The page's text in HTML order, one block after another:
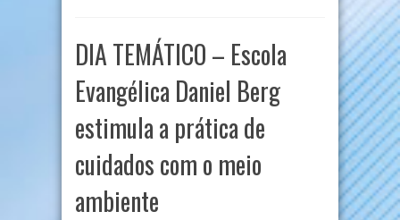
DIA TEMÁTICO – Escola
Evangélica Daniel Berg
estimula a prática de
cuidados com o meio
ambiente